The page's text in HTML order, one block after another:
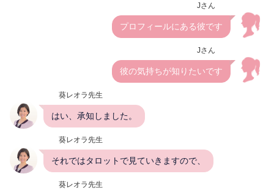
Jさん
プロフィールにある彼です
Jさん
彼の気持ちが知りたいです
葵レオラ先生
はい、承知しました。
葵レオラ先生
それではタロットで見ていきますので、
葵レオラ先生